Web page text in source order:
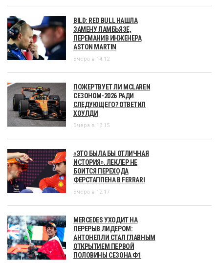
BILD: RED BULL НАШЛА
ЗАМЕНУ ЛАМБЬЯЗЕ,
ПЕРЕМАНИВ ИНЖЕНЕРА
ASTON MARTIN
Вчера в 14:12
ПОЖЕРТВУЕТ ЛИ MCLAREN
СЕЗОНОМ-2026 РАДИ
СЛЕДУЮЩЕГО? ОТВЕТИЛ
ХОУЛДИ
Вчера в 13:15
«ЭТО БЫЛА БЫ ОТЛИЧНАЯ
ИСТОРИЯ». ЛЕКЛЕР НЕ
БОИТСЯ ПЕРЕХОДА
ФЕРСТАППЕНА В FERRARI
Вчера в 12:17
MERCEDES УХОДИТ НА
ПЕРЕРЫВ ЛИДЕРОМ:
АНТОНЕЛЛИ СТАЛ ГЛАВНЫМ
ОТКРЫТИЕМ ПЕРВОЙ
ПОЛОВИНЫ СЕЗОНА Ф1